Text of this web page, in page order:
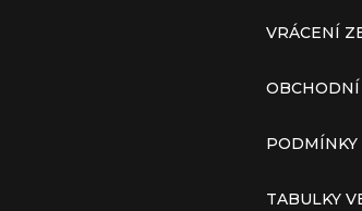
VRÁCENÍ
PODMÍNKY
TABULKY